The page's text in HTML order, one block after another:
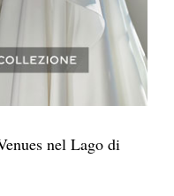
nel Lago di